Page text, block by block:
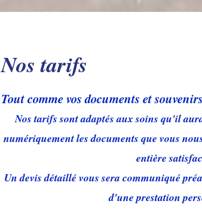
Nos tarifs
Tout comme vos documents et
Nos tarifs sont adaptés aux soins qu'il
numériquement les documents que vous
entière
Un devis détaillé vous sera communiqué
d'une prestation